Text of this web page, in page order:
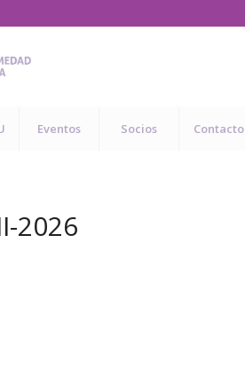
Eventos Socios Contacto
2026